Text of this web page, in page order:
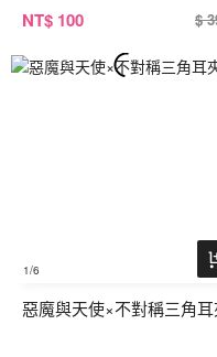
NT$ 100 $
1/6
惡魔與天使×不對稱三角